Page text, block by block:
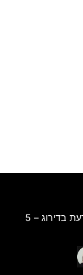
מעל 1,000 חוות דעת בדירוג – 5